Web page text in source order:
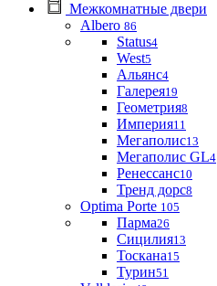
Межкомнатные двери
Albero 86
Status4
West5
Альянс4
Галерея19
Геометрия8
Империя11
Мегаполис13
Мегаполис GL4
Ренессанс10
Тренд дорс8
Optima Porte 105
Парма26
Сицилия13
Тоскана15
Турин51